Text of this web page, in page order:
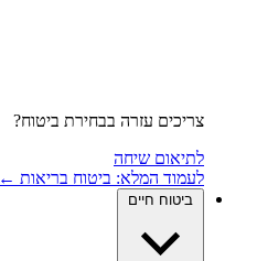
צריכים עזרה בבחירת ביטוח?
לתיאום שיחה
לעמוד המלא: ביטוח בריאות ←
ביטוח חיים